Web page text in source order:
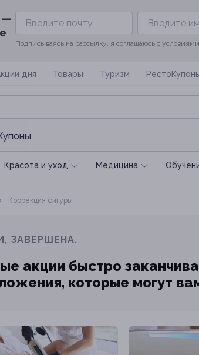
—
Подписываясь на рассылку, я соглашаюсь с условиями
дня Товары Туризм
Красота и уход Медицина
Коррекция фигуры
ЗАВЕРШЕНА.
акции быстро
которые могут